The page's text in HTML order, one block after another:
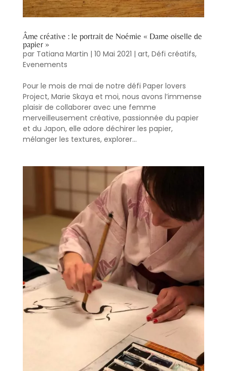
Âme créative : le portrait de Noémie « Dame oiselle de
papier »
par Tatiana Martin | 10 Mai 2021 | art, Défi créatifs,
Evenements
Pour le mois de mai de notre défi Paper lovers
Project, Marie Skaya et moi, nous avons l’immense
plaisir de collaborer avec une femme
merveilleusement créative, passionnée du papier
et du Japon, elle adore déchirer les papier,
mélanger les textures, explorer...